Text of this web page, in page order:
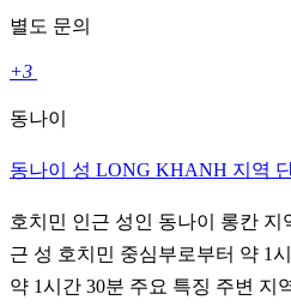
별도 문의
+3
동나이
동나이 성 LONG KHANH 지역
호치민 인근 성인 동나이 롱칸 지
근 성 호치민 중심부로부터 약 1
약 1시간 30분 주요 특징 주변 지